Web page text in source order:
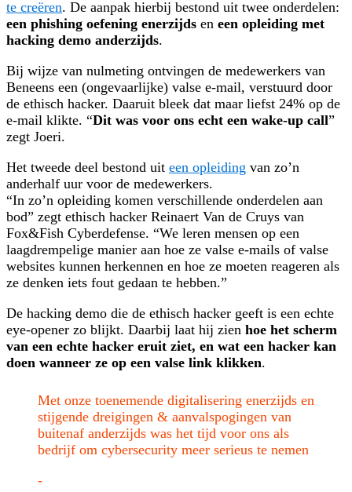
te creëren. De aanpak hierbij bestond uit twee onderdelen:
een phishing oefening enerzijds en een opleiding met
hacking demo anderzijds.
Bij wijze van nulmeting ontvingen de medewerkers van
Beneens een (ongevaarlijke) valse e-mail, verstuurd door
de ethisch hacker. Daaruit bleek dat maar liefst 24% op de
e-mail klikte. “Dit was voor ons echt een wake-up call”
zegt Joeri.
Het tweede deel bestond uit een opleiding van zo’n
anderhalf uur voor de medewerkers.
“In zo’n opleiding komen verschillende onderdelen aan
bod” zegt ethisch hacker Reinaert Van de Cruys van
Fox&Fish Cyberdefense. “We leren mensen op een
laagdrempelige manier aan hoe ze valse e-mails of valse
websites kunnen herkennen en hoe ze moeten reageren als
ze denken iets fout gedaan te hebben.”
De hacking demo die de ethisch hacker geeft is een echte
eye-opener zo blijkt. Daarbij laat hij zien hoe het scherm
van een echte hacker eruit ziet, en wat een hacker kan
doen wanneer ze op een valse link klikken.
Met onze toenemende digitalisering enerzijds en
stijgende dreigingen & aanvalspogingen van
buitenaf anderzijds was het tijd voor ons als
bedrijf om cybersecurity meer serieus te nemen
-